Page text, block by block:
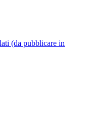
(da pubblicare in